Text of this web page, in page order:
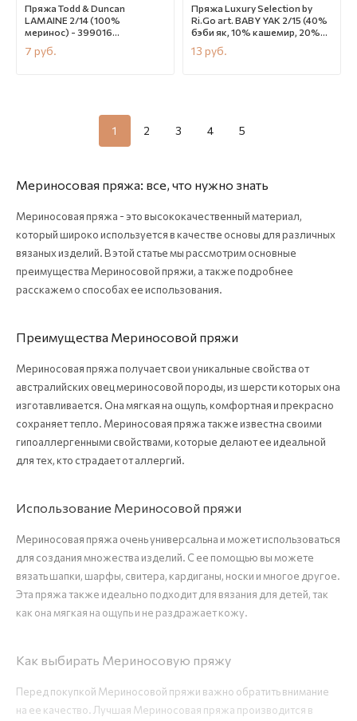
Пряжа Todd & Duncan
LAMAINE 2/14 (100%
меринос) - 399016
оранжевый
7 руб.
Пряжа Luxury Selection by
Ri.Go art. BABY YAK 2/15 (40%
бэби як, 10% кашемир, 20%
шелк, 30% меринос) 41016
коричневый меланж
13 руб.
1 2 3 4 5
Мериносовая пряжа: все, что нужно знать
Мериносовая пряжа - это высококачественный материал,
который широко используется в качестве основы для различных
вязаных изделий. В этой статье мы рассмотрим основные
преимущества Мериносовой пряжи, а также подробнее
расскажем о способах ее использования.
Преимущества Мериносовой пряжи
Мериносовая пряжа получает свои уникальные свойства от
австралийских овец мериносовой породы, из шерсти которых она
изготавливается. Она мягкая на ощупь, комфортная и прекрасно
сохраняет тепло. Мериносовая пряжа также известна своими
гипоаллергенными свойствами, которые делают ее идеальной
для тех, кто страдает от аллергий.
Использование Мериносовой пряжи
Мериносовая пряжа очень универсальна и может использоваться
для создания множества изделий. С ее помощью вы можете
вязать шапки, шарфы, свитера, кардиганы, носки и многое другое.
Эта пряжа также идеально подходит для вязания для детей, так
как она мягкая на ощупь и не раздражает кожу.
Как выбирать Мериносовую пряжу
Перед покупкой Мериносовой пряжи важно обратить внимание
на ее качество. Лучшая Мериносовая пряжа производится в